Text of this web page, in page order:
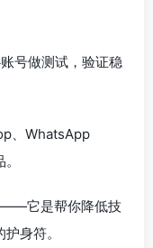
号做测试，验证稳
、WhatsApp
——它是帮你降低技
身符。